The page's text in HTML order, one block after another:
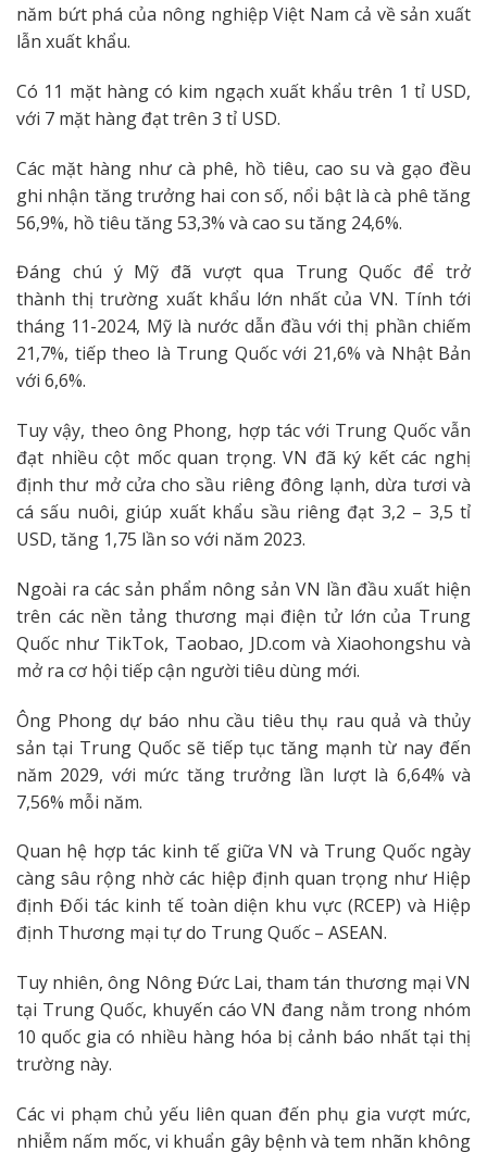
năm bứt phá của nông nghiệp Việt Nam cả về sản xuất
lẫn xuất khẩu.
Có 11 mặt hàng có kim ngạch xuất khẩu trên 1 tỉ USD,
với 7 mặt hàng đạt trên 3 tỉ USD.
Các mặt hàng như cà phê, hồ tiêu, cao su và gạo đều
ghi nhận tăng trưởng hai con số, nổi bật là cà phê tăng
56,9%, hồ tiêu tăng 53,3% và cao su tăng 24,6%.
Đáng chú ý Mỹ đã vượt qua Trung Quốc để trở
thành thị trường xuất khẩu lớn nhất của VN. Tính tới
tháng 11-2024, Mỹ là nước dẫn đầu với thị phần chiếm
21,7%, tiếp theo là Trung Quốc với 21,6% và Nhật Bản
với 6,6%.
Tuy vậy, theo ông Phong, hợp tác với Trung Quốc vẫn
đạt nhiều cột mốc quan trọng. VN đã ký kết các nghị
định thư mở cửa cho sầu riêng đông lạnh, dừa tươi và
cá sấu nuôi, giúp xuất khẩu sầu riêng đạt 3,2 – 3,5 tỉ
USD, tăng 1,75 lần so với năm 2023.
Ngoài ra các sản phẩm nông sản VN lần đầu xuất hiện
trên các nền tảng thương mại điện tử lớn của Trung
Quốc như TikTok, Taobao, JD.com và Xiaohongshu và
mở ra cơ hội tiếp cận người tiêu dùng mới.
Ông Phong dự báo nhu cầu tiêu thụ rau quả và thủy
sản tại Trung Quốc sẽ tiếp tục tăng mạnh từ nay đến
năm 2029, với mức tăng trưởng lần lượt là 6,64% và
7,56% mỗi năm.
Quan hệ hợp tác kinh tế giữa VN và Trung Quốc ngày
càng sâu rộng nhờ các hiệp định quan trọng như Hiệp
định Đối tác kinh tế toàn diện khu vực (RCEP) và Hiệp
định Thương mại tự do Trung Quốc – ASEAN.
Tuy nhiên, ông Nông Đức Lai, tham tán thương mại VN
tại Trung Quốc, khuyến cáo VN đang nằm trong nhóm
10 quốc gia có nhiều hàng hóa bị cảnh báo nhất tại thị
trường này.
Các vi phạm chủ yếu liên quan đến phụ gia vượt mức,
nhiễm nấm mốc, vi khuẩn gây bệnh và tem nhãn không